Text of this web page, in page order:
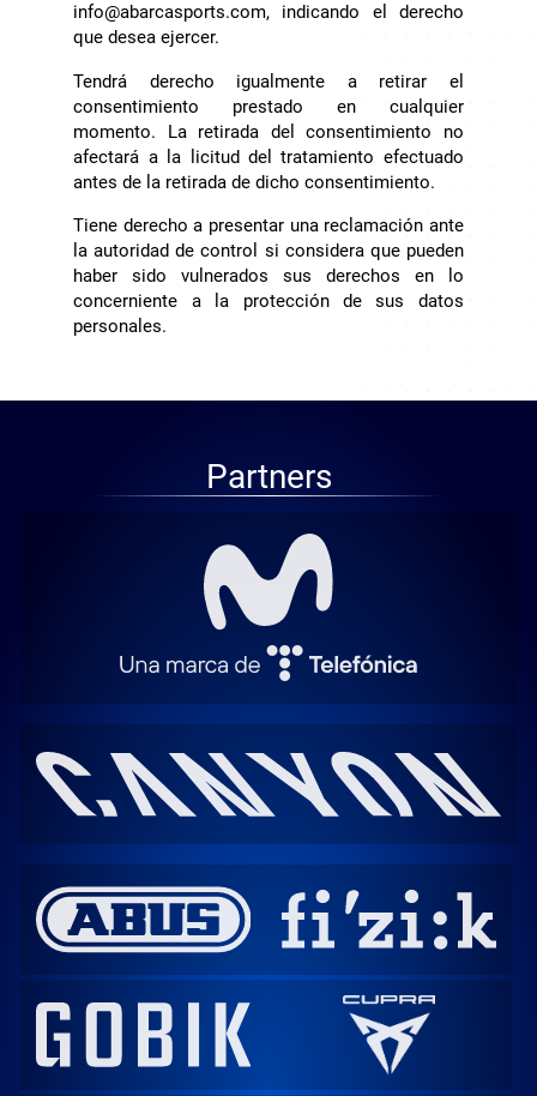
info@abarcasports.com, indicando el derecho
que desea ejercer.
Tendrá derecho igualmente a retirar el
consentimiento prestado en cualquier
momento. La retirada del consentimiento no
afectará a la licitud del tratamiento efectuado
antes de la retirada de dicho consentimiento.
Tiene derecho a presentar una reclamación ante
la autoridad de control si considera que pueden
haber sido vulnerados sus derechos en lo
concerniente a la protección de sus datos
personales.
Partners